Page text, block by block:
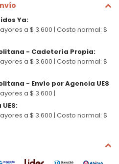
Ya:
a $ 3.600 | Costo normal: $
- Cadetería Propia:
a $ 3.600 | Costo normal: $
- Envío por Agencia UES
a $ 3.600 |
:
a $ 3.600 | Costo normal: $